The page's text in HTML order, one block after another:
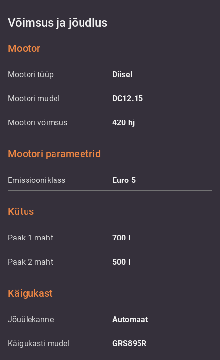
Võimsus ja jõudlus
Mootor
Mootori tüüp Diisel
Mootori mudel DC12.15
Mootori võimsus 420 hj
Mootori parameetrid
Emissiooniklass Euro 5
Kütus
Paak 1 maht 700 l
Paak 2 maht 500 l
Käigukast
Jõuülekanne Automaat
Käigukasti mudel GRS895R